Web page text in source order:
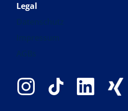
Legal
Datenschutz
Impressum
AGBs